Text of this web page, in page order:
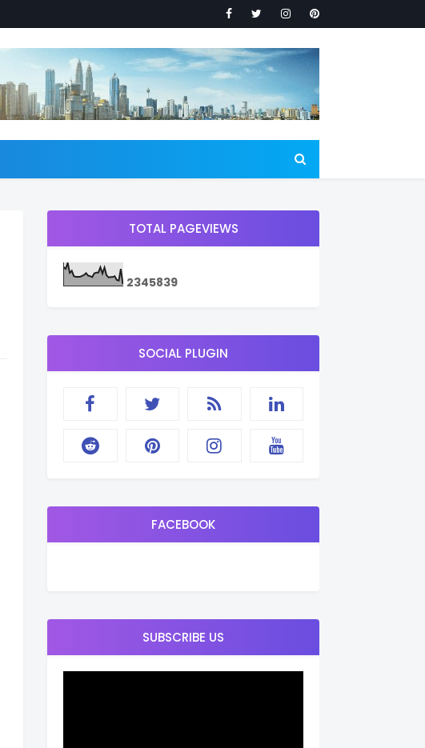
TOTAL PAGEVIEWS
2345839
SOCIAL PLUGIN
FACEBOOK
SUBSCRIBE US